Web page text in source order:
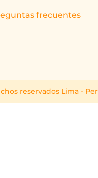
frecuentes
reservados Lima -